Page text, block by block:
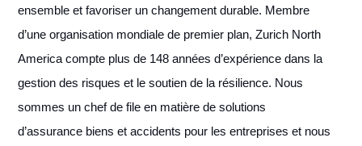
ensemble et favoriser un changement durable. Membre
d’une organisation mondiale de premier plan, Zurich North
America compte plus de 148 années d’expérience dans la
gestion des risques et le soutien de la résilience. Nous
sommes un chef de file en matière de solutions
d’assurance biens et accidents pour les entreprises et nous